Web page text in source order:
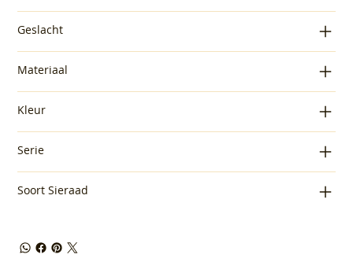
Geslacht
Materiaal
Kleur
Serie
Soort Sieraad